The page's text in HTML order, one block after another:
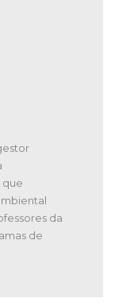
que
da
de